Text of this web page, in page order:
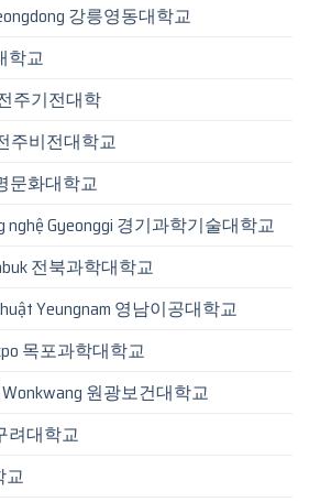
강릉영동대학교
학교
주기전대학
주비전대학교
문화대학교
nghệ Gyeonggi 경기과학기술대학교
전북과학대학교
Yeungnam 영남이공대학교
목포과학대학교
Wonkwang 원광보건대학교
려대학교
교